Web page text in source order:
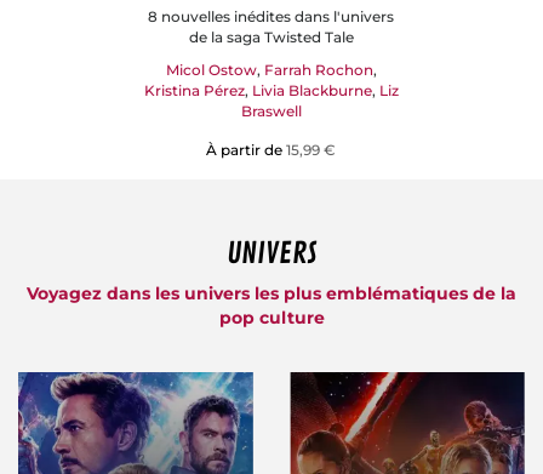
8 nouvelles inédites dans l'univers
de la saga Twisted Tale
Micol Ostow, Farrah Rochon,
Kristina Pérez, Livia Blackburne, Liz
Braswell
À partir de15,99 €
UNIVERS
Voyagez dans les univers les plus emblématiques de la
pop culture